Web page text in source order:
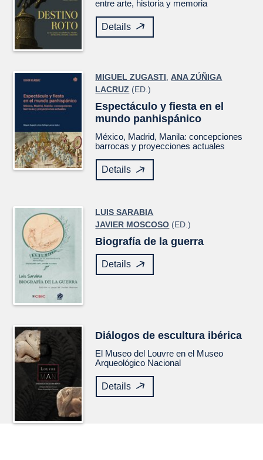
entre arte, historia y memoria
Details
MIGUEL ZUGASTI,ANA ZÚÑIGA
LACRUZ (ED.)
Espectáculo y fiesta en el
mundo panhispánico
México, Madrid, Manila: concepciones
barrocas y proyecciones actuales
Details
LUIS SARABIA
JAVIER MOSCOSO (ED.)
Biografía de la guerra
Details
Diálogos de escultura ibérica
El Museo del Louvre en el Museo
Arqueológico Nacional
Details